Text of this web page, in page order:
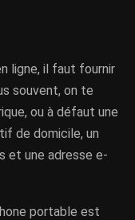
ligne, il faut fournir
souvent, on te
ou à défaut une
de domicile, un
et une adresse e-
portable est